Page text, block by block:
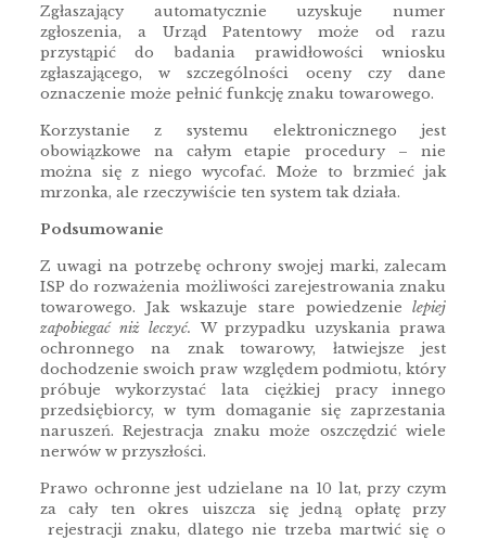
Zgłaszający automatycznie uzyskuje numer
zgłoszenia, a Urząd Patentowy może od razu
przystąpić do badania prawidłowości wniosku
zgłaszającego, w szczególności oceny czy dane
oznaczenie może pełnić funkcję znaku towarowego.
Korzystanie z systemu elektronicznego jest
obowiązkowe na całym etapie procedury – nie
można się z niego wycofać. Może to brzmieć jak
mrzonka, ale rzeczywiście ten system tak działa.
Podsumowanie
Z uwagi na potrzebę ochrony swojej marki, zalecam
ISP do rozważenia możliwości zarejestrowania znaku
towarowego. Jak wskazuje stare powiedzenielepiej
zapobiegać niż leczyć. W przypadku uzyskania prawa
ochronnego na znak towarowy, łatwiejsze jest
dochodzenie swoich praw względem podmiotu, który
próbuje wykorzystać lata ciężkiej pracy innego
przedsiębiorcy, w tym domaganie się zaprzestania
naruszeń. Rejestracja znaku może oszczędzić wiele
nerwów w przyszłości.
Prawo ochronne jest udzielane na 10 lat, przy czym
za cały ten okres uiszcza się jedną opłatę przy
rejestracji znaku, dlatego nie trzeba martwić się o